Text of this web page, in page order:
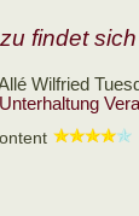
findet
Wilfried